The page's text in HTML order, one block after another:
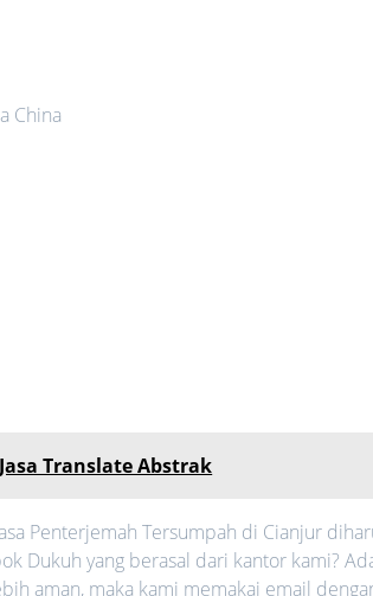
China
Translate Abstrak
Penterjemah Tersumpah di Cianjur
Dukuh yang berasal dari kantor kami?
aman, maka kami memakai email